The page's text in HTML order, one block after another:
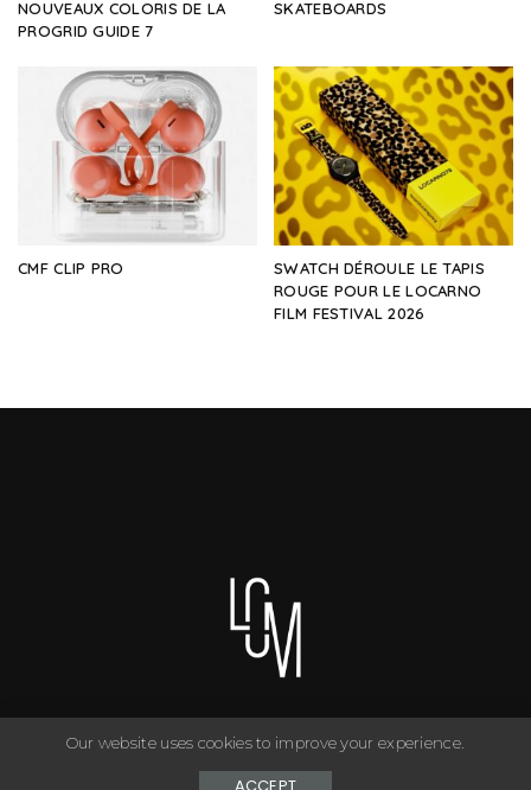
NOUVEAUX COLORIS DE LA
PROGRID GUIDE 7
SKATEBOARDS
CMF CLIP PRO
SWATCH DÉROULE LE TAPIS
ROUGE POUR LE LOCARNO
FILM FESTIVAL 2026
You can have anything you want in life if you dress for it. ©
Copyright Le Closet - 2024
Our website uses cookies to improve your experience.